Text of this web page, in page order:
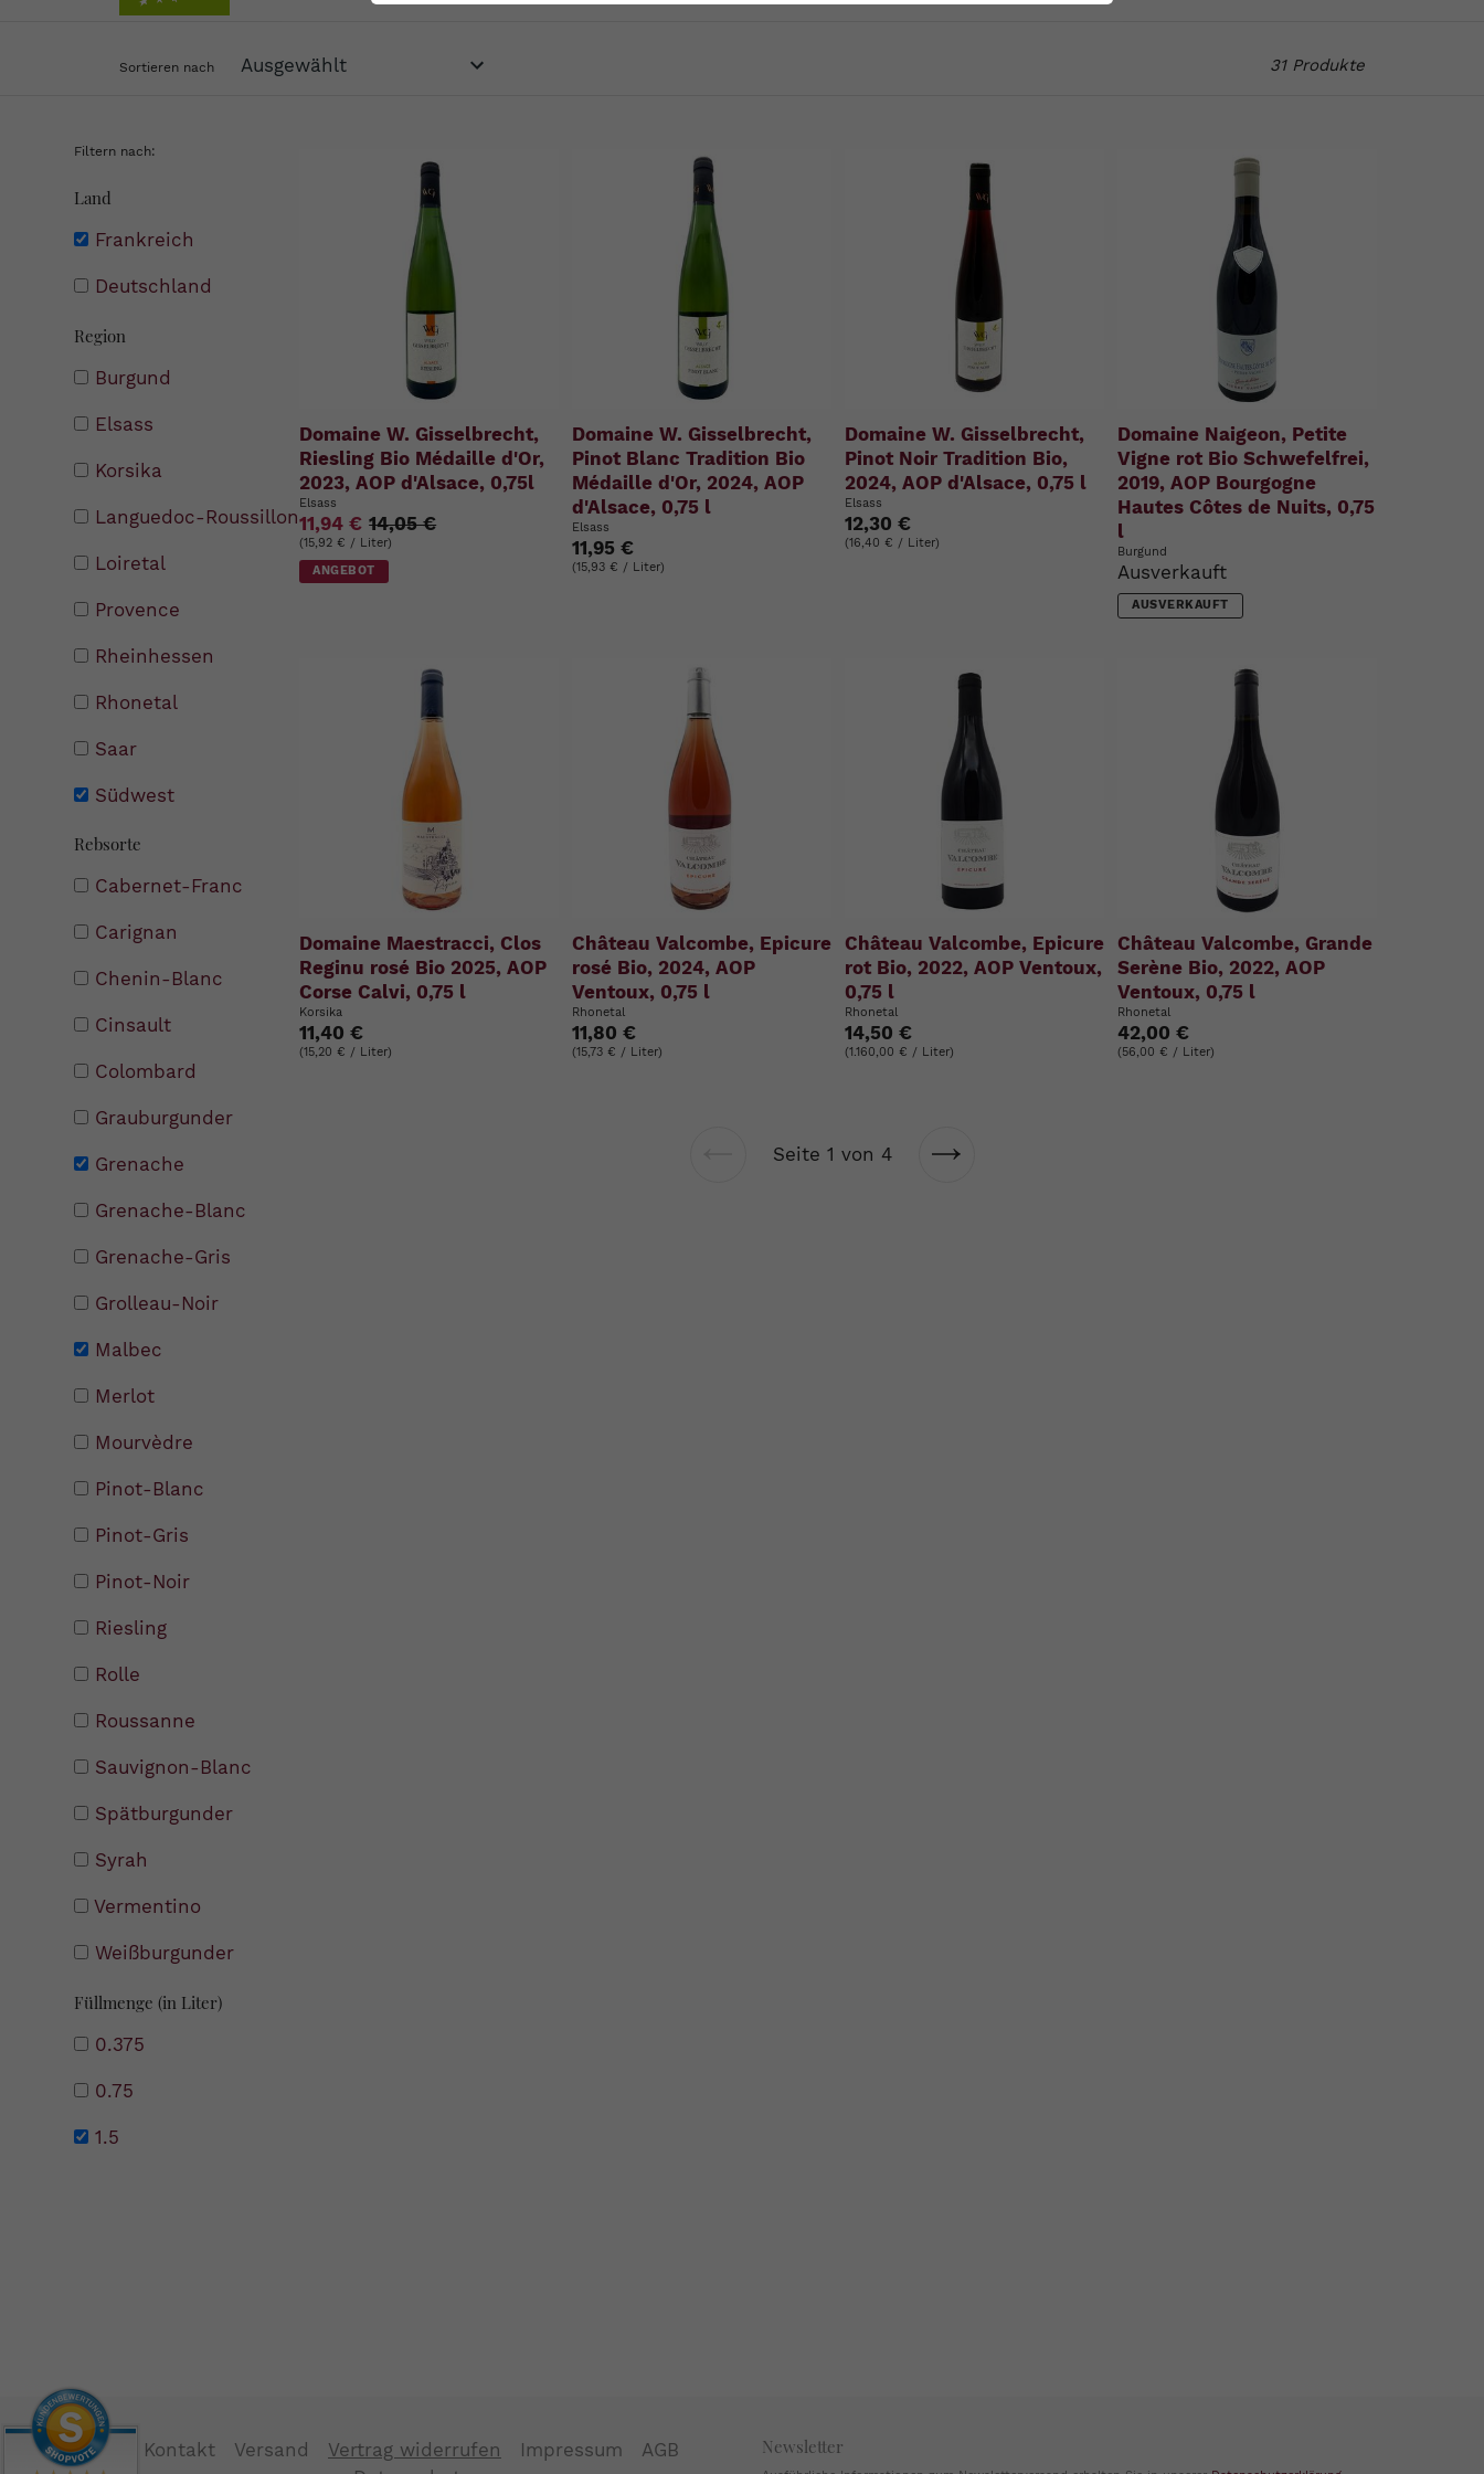
Sortieren nach 31 Produkte
Filtern nach:
Land
Frankreich
Deutschland
Region
Burgund
Elsass
Korsika
Languedoc-Roussillon
Loiretal
Provence
Rheinhessen
Rhonetal
Saar
Südwest
Rebsorte
Cabernet-Franc
Carignan
Chenin-Blanc
Cinsault
Colombard
Grauburgunder
Grenache
Grenache-Blanc
Grenache-Gris
Grolleau-Noir
Malbec
Merlot
Mourvèdre
Pinot-Blanc
Pinot-Gris
Pinot-Noir
Riesling
Rolle
Roussanne
Sauvignon-Blanc
Spätburgunder
Syrah
Vermentino
Weißburgunder
Füllmenge (in Liter)
0.375
0.75
1.5
Domaine W. Gisselbrecht,
Riesling Bio Médaille d'Or,
2023, AOP d'Alsace, 0,75l
Elsass
11,94 € 14,05 €
(15,92 € / Liter)
ANGEBOT
Domaine W. Gisselbrecht,
Pinot Blanc Tradition Bio
Médaille d'Or, 2024, AOP
d'Alsace, 0,75 l
Elsass
11,95 €
(15,93 € / Liter)
Domaine W. Gisselbrecht,
Pinot Noir Tradition Bio,
2024, AOP d'Alsace, 0,75 l
Elsass
12,30 €
(16,40 € / Liter)
Domaine Naigeon, Petite
Vigne rot Bio Schwefelfrei,
2019, AOP Bourgogne
Hautes Côtes de Nuits, 0,75
l
Burgund
Ausverkauft
AUSVERKAUFT
Domaine Maestracci, Clos
Reginu rosé Bio 2025, AOP
Corse Calvi, 0,75 l
Korsika
11,40 €
(15,20 € / Liter)
Château Valcombe, Epicure
rosé Bio, 2024, AOP
Ventoux, 0,75 l
Rhonetal
11,80 €
(15,73 € / Liter)
Château Valcombe, Epicure
rot Bio, 2022, AOP Ventoux,
0,75 l
Rhonetal
14,50 €
(1.160,00 € / Liter)
Château Valcombe, Grande
Serène Bio, 2022, AOP
Ventoux, 0,75 l
Rhonetal
42,00 €
(56,00 € / Liter)
Vorherige
Seite 1 von 4
Nächste
Kontakt Versand Vertrag widerrufen Impressum
AGB
Newsletter